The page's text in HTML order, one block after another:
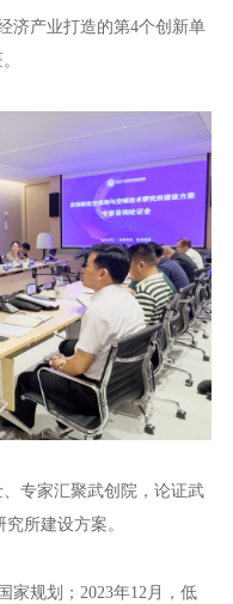
济产业打造的第4个创新单
专家汇聚武创院，论证武
所建设方案。
家规划；2023年12月，低